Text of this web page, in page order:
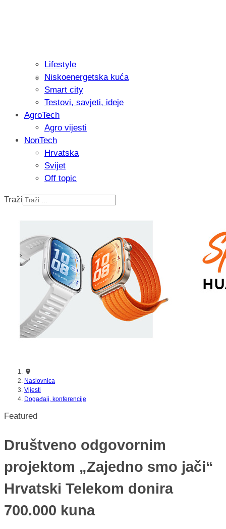
Isprobali smo: Thermostar
Lifestyle
Niskoenergetska kuća
Smart city
Testovi, savjeti, ideje
AgroTech
Agro vijesti
NonTech
Hrvatska
Svijet
Off topic
Traži
Naslovnica
Vijesti
Događaji, konferencije
Featured
Društveno odgovornim
projektom „Zajedno smo jači“
Hrvatski Telekom donira
700.000 kuna